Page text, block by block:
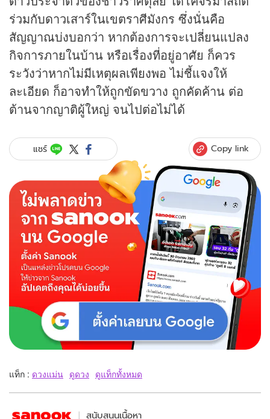
ร่วมกับดาวเสาร์ในเขตราศีมังกร ซึ่งนั่นคือ
สัญญาณบ่งบอกว่า หากต้องการจะเปลี่ยนแปลง
กิจการภายในบ้าน หรือเรื่องที่อยู่อาศัย ก็ควร
ระวังว่าหากไม่มีเหตุผลเพียงพอ ไม่ชี้แจงให้
ละเอียด ก็อาจทำให้ถูกขัดขวาง ถูกคัดค้าน ต่อ
ต้านจากญาติผู้ใหญ่ จนไปต่อไม่ได้
แชร์ Copy link
แท็ก : ดวงแม่น ดูดวง ดูแท็กทั้งหมด
สนับสนุนเนื้อหา